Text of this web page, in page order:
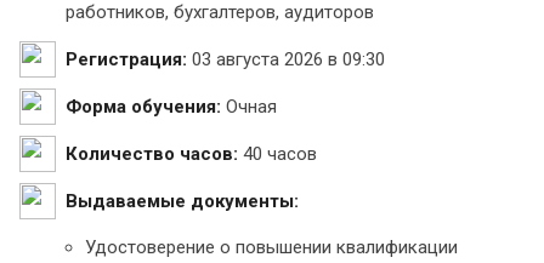
работников, бухгалтеров, аудиторов
Регистрация: 03 августа 2026 в 09:30
Форма обучения: Очная
Количество часов: 40 часов
Выдаваемые документы:
Удостоверение о повышении квалификации